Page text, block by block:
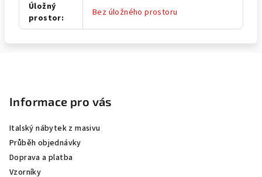
Úložný
prostor: Bez úložného prostoru
Informace pro vás
Italský nábytek z masivu
Průběh objednávky
Doprava a platba
Vzorníky